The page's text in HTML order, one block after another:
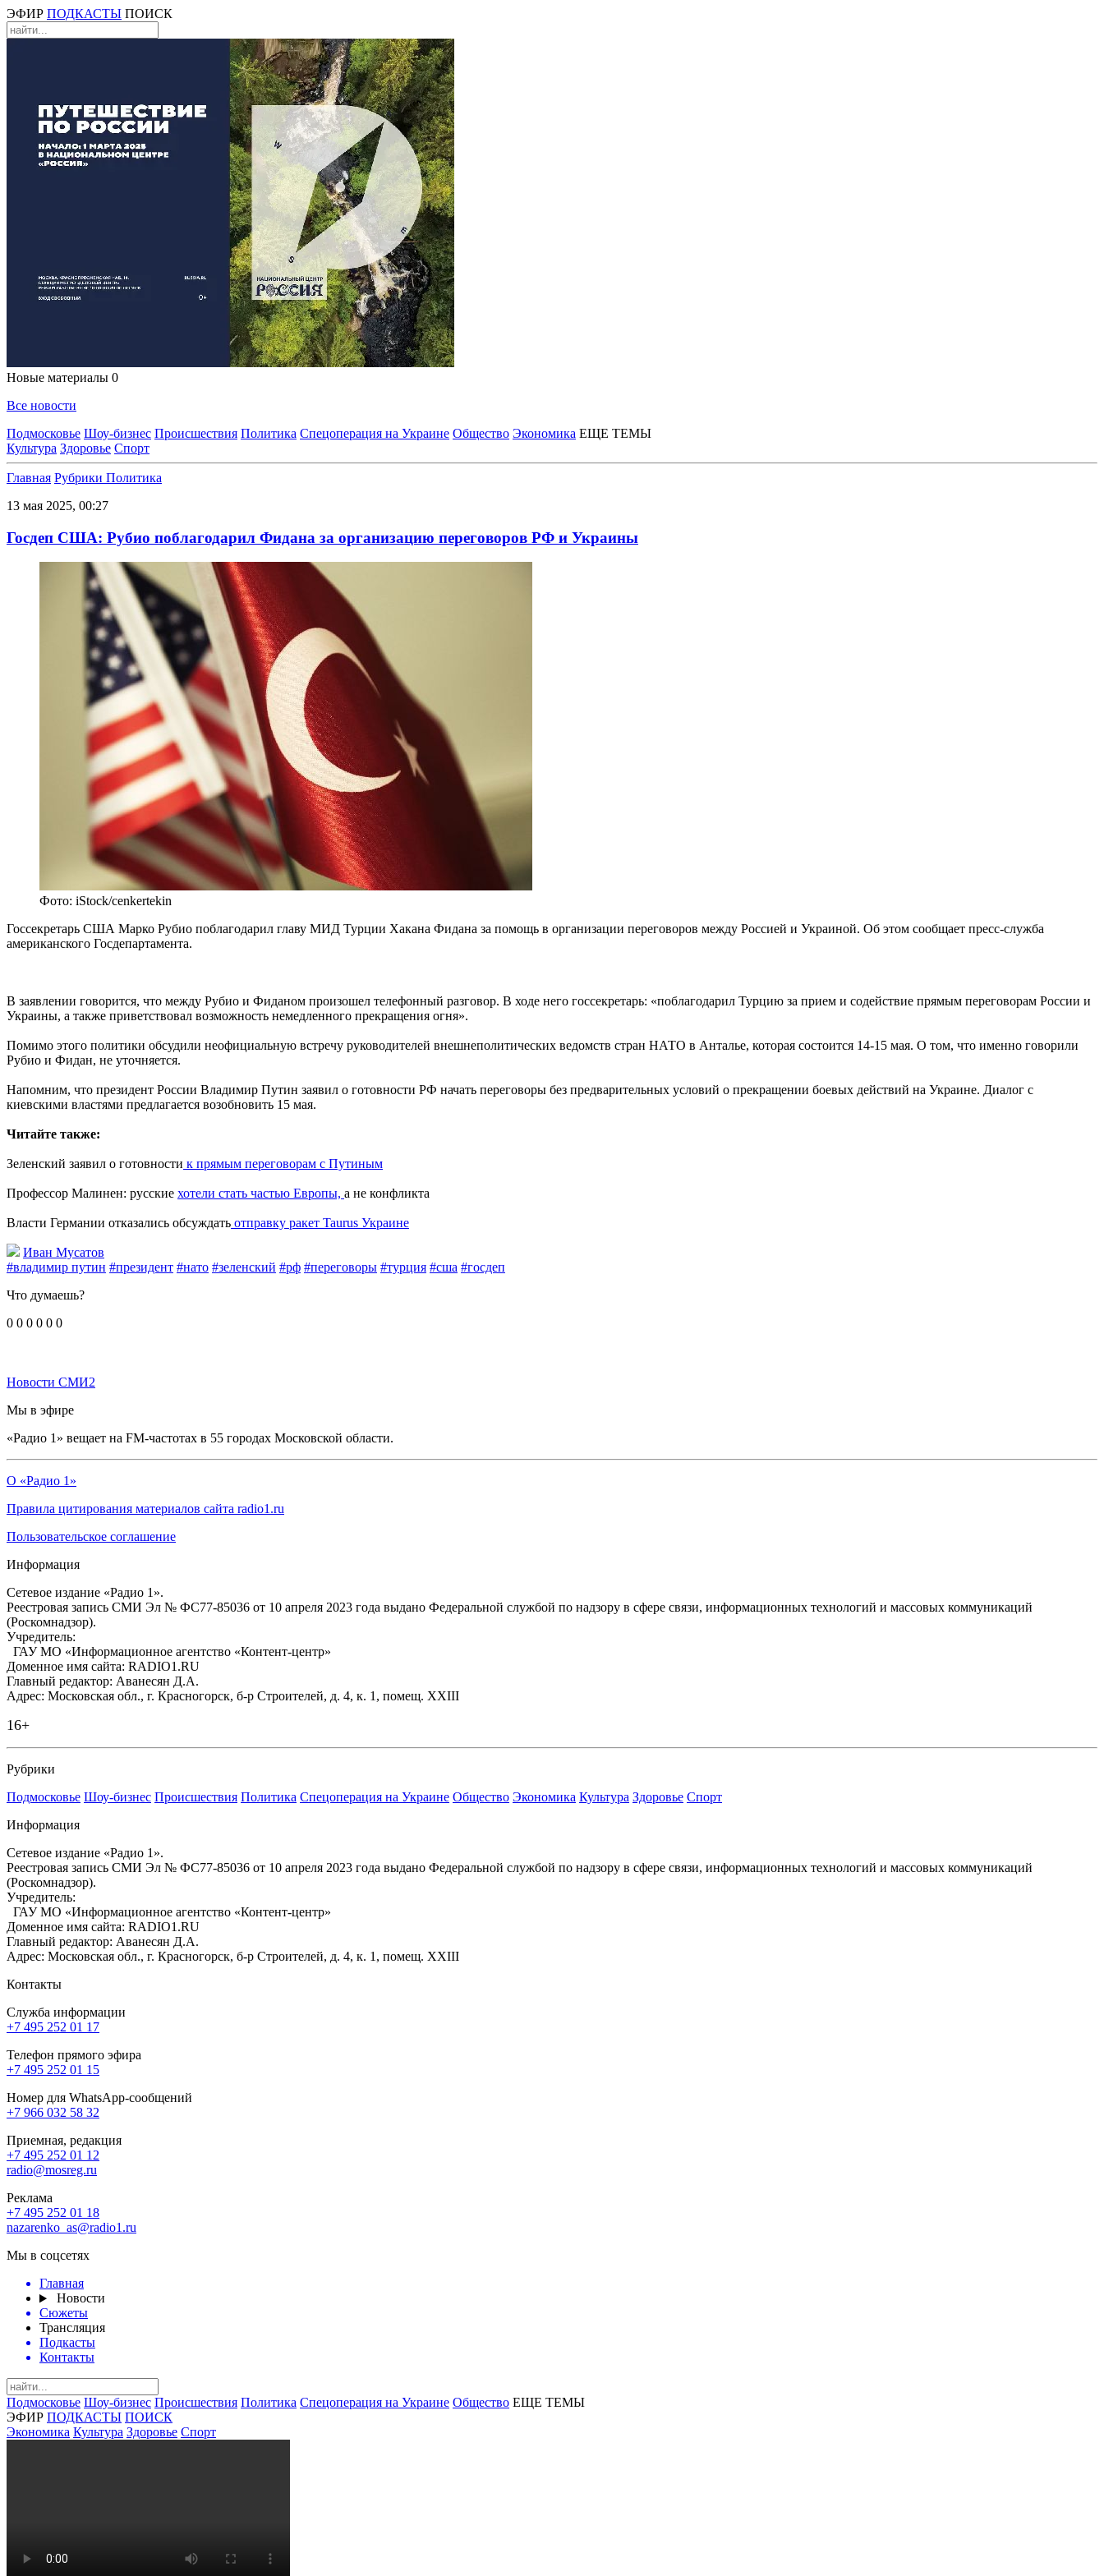
ЭФИР ПОДКАСТЫ ПОИСК
Новые материалы 0
Все новости
Подмосковье Шоу-бизнес Происшествия Политика Спецоперация на Украине Общество Экономика ЕЩЕ ТЕМЫ
Культура Здоровье Спорт
Главная Рубрики Политика
13 мая 2025, 00:27
Госдеп США: Рубио поблагодарил Фидана за организацию переговоров РФ и Украины
Фото: iStock/cenkertekin
Госсекретарь США Марко Рубио поблагодарил главу МИД Турции Хакана Фидана за помощь в организации переговоров между Россией и Украиной. Об этом сообщает пресс-служба
американского Госдепартамента.
В заявлении говорится, что между Рубио и Фиданом произошел телефонный разговор. В ходе него госсекретарь: «поблагодарил Турцию за прием и содействие прямым переговорам России и
Украины, а также приветствовал возможность немедленного прекращения огня».
Помимо этого политики обсудили неофициальную встречу руководителей внешнеполитических ведомств стран НАТО в Анталье, которая состоится 14-15 мая. О том, что именно говорили
Рубио и Фидан, не уточняется.
Напомним, что президент России Владимир Путин заявил о готовности РФ начать переговоры без предварительных условий о прекращении боевых действий на Украине. ​Диалог с ​
киевскими властями предлагается возобновить 15 мая.
Читайте также:
Зеленский заявил о готовности к прямым переговорам с Путиным
Профессор Малинен: русские хотели стать частью Европы, а не конфликта
Власти Германии отказались обсуждать отправку ракет Taurus Украине
Иван Мусатов
#владимир путин #президент #нато #зеленский #рф #переговоры #турция #сша #госдеп
Что думаешь?
0 0 0 0 0 0
Новости СМИ2
Мы в эфире
«Радио 1» вещает на FM-частотах в 55 городах Московской области.
О «Радио 1»
Правила цитирования материалов сайта radio1.ru
Пользовательское соглашение
Информация
Сетевое издание «Радио 1».
Реестровая запись СМИ Эл № ФС77-85036 от 10 апреля 2023 года выдано Федеральной службой по надзору в сфере связи, информационных технологий и массовых коммуникаций
(Роскомнадзор).
Учредитель:
ГАУ МО «Информационное агентство «Контент-центр»
Доменное имя сайта: RADIO1.RU
Главный редактор: Аванесян Д.А.
Адрес: Московская обл., г. Красногорск, б-р Строителей, д. 4, к. 1, помещ. XXIII
16+
Рубрики
Подмосковье Шоу-бизнес Происшествия Политика Спецоперация на Украине Общество Экономика Культура Здоровье Спорт
Информация
Сетевое издание «Радио 1».
Реестровая запись СМИ Эл № ФС77-85036 от 10 апреля 2023 года выдано Федеральной службой по надзору в сфере связи, информационных технологий и массовых коммуникаций
(Роскомнадзор).
Учредитель:
ГАУ МО «Информационное агентство «Контент-центр»
Доменное имя сайта: RADIO1.RU
Главный редактор: Аванесян Д.А.
Адрес: Московская обл., г. Красногорск, б-р Строителей, д. 4, к. 1, помещ. XXIII
Контакты
Служба информации
+7 495 252 01 17
Телефон прямого эфира
+7 495 252 01 15
Номер для WhatsApp-сообщений
+7 966 032 58 32
Приемная, редакция
+7 495 252 01 12
radio@mosreg.ru
Реклама
+7 495 252 01 18
nazarenko_as@radio1.ru
Мы в соцсетях
Главная
Новости
Сюжеты
Трансляция
Подкасты
Контакты
Подмосковье Шоу-бизнес Происшествия Политика Спецоперация на Украине Общество ЕЩЕ ТЕМЫ
ЭФИР ПОДКАСТЫ ПОИСК
Экономика Культура Здоровье Спорт